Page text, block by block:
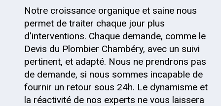
Notre croissance organique et saine nous
permet de traiter chaque jour plus
d'interventions. Chaque demande, comme le
Devis du Plombier Chambéry, avec un suivi
pertinent, et adapté. Nous ne prendrons pas
de demande, si nous sommes incapable de
fournir un retour sous 24h. Le dynamisme et
la réactivité de nos experts ne vous laissera